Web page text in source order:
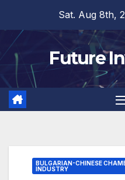
content
Sat. Aug 8th,
Future
BULGARIAN-CHINESE
INDUSTRY